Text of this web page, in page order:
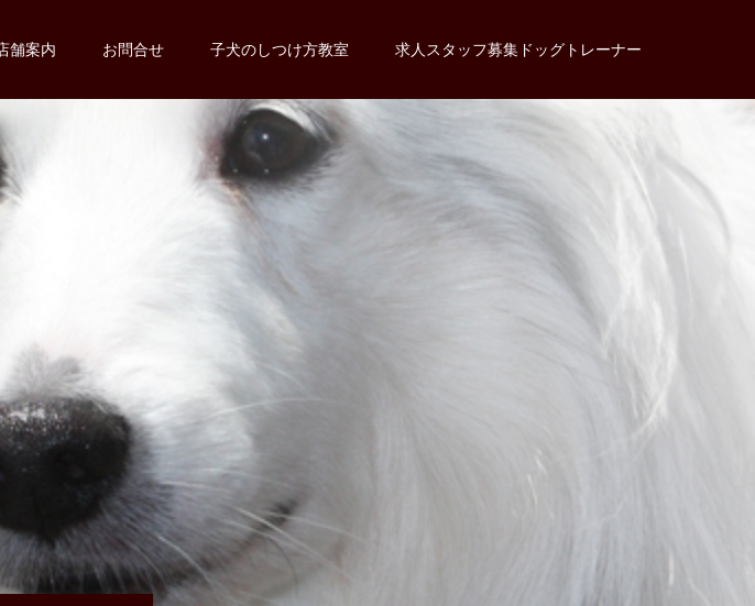
舗案内 お問合せ 子犬のしつけ方教室 求人スタッフ募集ドッグトレーナー